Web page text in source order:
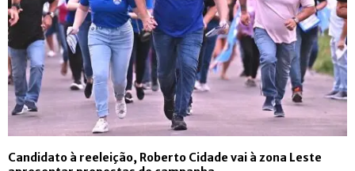
Candidato à reeleição, Roberto Cidade vai à zona Leste